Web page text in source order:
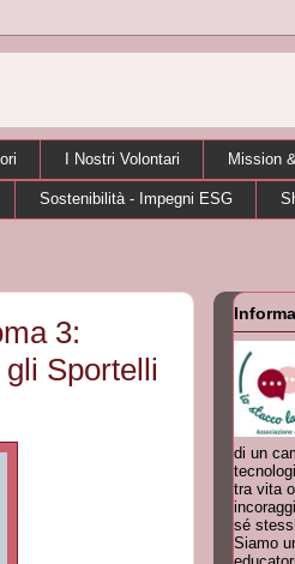
I Nostri Volontari Mission
Sostenibilità - Impegni ESG
3:
Sportelli
di un
tra vita
sé
Siamo